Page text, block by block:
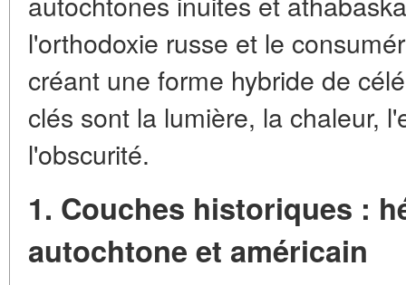
l'orthodoxie russe et le
créant une forme hybride de
clés sont la lumière, la chaleur,
l'obscurité.
1. Couches historiques :
autochtone et américain